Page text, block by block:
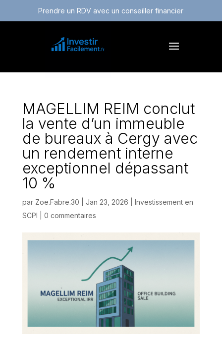
Prendre un RDV avec un conseiller financier
MAGELLIM REIM conclut
la vente d’un immeuble
de bureaux à Cergy avec
un rendement interne
exceptionnel dépassant
10 %
par Zoe.Fabre.30 Jan 23, 2026
Investissement en
SCPI
0 commentaires